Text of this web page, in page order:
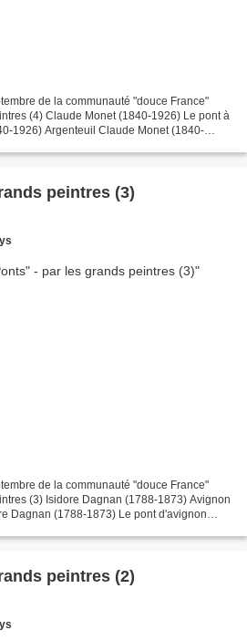
de la communauté "douce France"
(4) Claude Monet (1840-1926) Le pont à
1926) Argenteuil Claude Monet (1840-
peintres (3)
de la communauté "douce France"
(3) Isidore Dagnan (1788-1873) Avignon
Dagnan (1788-1873) Le pont d'avignon
peintres (2)